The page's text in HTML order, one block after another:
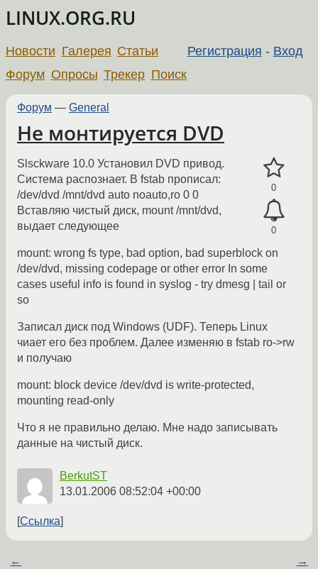
LINUX.ORG.RU
Регистрация - Вход
Новости Галерея Статьи
Форум Опросы Трекер Поиск
Форум — General
Не монтируется DVD
0
0
Slsckware 10.0 Установил DVD привод.
Система распознает. В fstab прописал:
/dev/dvd /mnt/dvd auto noauto,ro 0 0
Вставляю чистый диск, mount /mnt/dvd,
выдает следующее
mount: wrong fs type, bad option, bad superblock on
/dev/dvd, missing codepage or other error In some
cases useful info is found in syslog - try dmesg | tail or
so
Записал диск под Windows (UDF). Теперь Linux
чиает его без проблем. Далее изменяю в fstab ro->rw
и получаю
mount: block device /dev/dvd is write-protected,
mounting read-only
Что я не правильно делаю. Мне надо записывать
данные на чистый диск.
BerkutST
13.01.2006 08:52:04 +00:00
Ссылка
← →